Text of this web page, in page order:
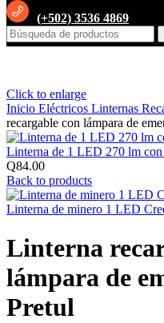
(+502) 3536 4869
Click to enlarge
Inicio Eléctricos Linternas
recargable con lámpara de
Linterna de 1 LED 270 lm con
Q84.00
Back to products
Linterna de minero 1 LED
Linterna
lámpara de
Pretul